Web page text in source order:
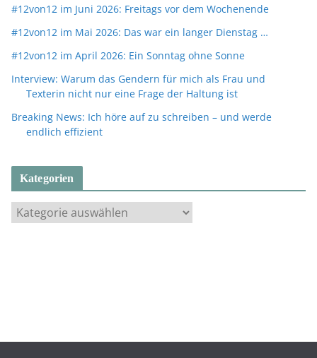
#12von12 im Juni 2026: Freitags vor dem Wochenende
#12von12 im Mai 2026: Das war ein langer Dienstag …
#12von12 im April 2026: Ein Sonntag ohne Sonne
Interview: Warum das Gendern für mich als Frau und
Texterin nicht nur eine Frage der Haltung ist
Breaking News: Ich höre auf zu schreiben – und werde
endlich effizient
Kategorien
a